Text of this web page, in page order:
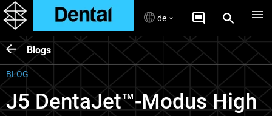
de
Blogs
BLOG
J5 DentaJet™-Modus High